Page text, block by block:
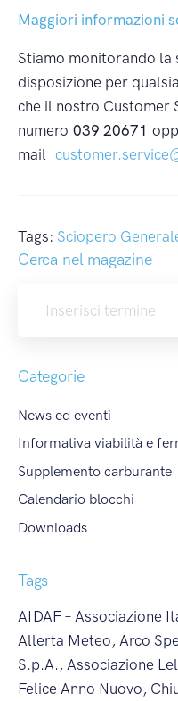
Maggiori informazioni
Stiamo monitorando la
disposizione per
che il nostro Customer
numero 039 20671
mail
Tags: Sciopero
Cerca nel magazine
Categorie
News ed eventi
Informativa viabilità e
Supplemento carburante
Calendario blocchi
Downloads
Tags
AIDAF – Associazione
Allerta Meteo, Arco
S.p.A., Associazione
Felice Anno Nuovo,